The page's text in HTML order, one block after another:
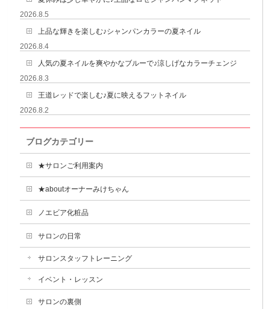
2026.8.5
上品な輝きを楽しむ♪シャンパンカラーの夏ネイル
2026.8.4
人気の夏ネイルを爽やかなブルーで♪涼しげなカラーチェンジ
2026.8.3
王道レッドで楽しむ♪夏に映えるフットネイル
2026.8.2
ブログカテゴリー
★サロンご利用案内
★aboutオーナーみけちゃん
ノエビア化粧品
サロンの日常
サロンスタッフトレーニング
イベント・レッスン
サロンの裏側